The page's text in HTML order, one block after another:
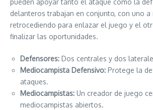
pueden apoyar tanto el ataque como la
delanteros trabajan en conjunto, con uno a
retrocediendo para enlazar el juego y el
finalizar las oportunidades.
Defensores: Dos centrales y dos
Mediocampista Defensivo: Protege la
ataques.
Mediocampistas: Un creador de juego
mediocampistas abiertos.